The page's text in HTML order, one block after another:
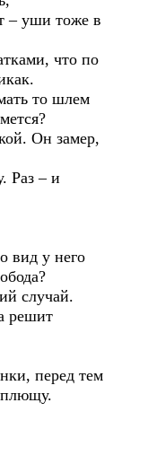
– уши тоже в
что по
то шлем
Он замер,
Раз – и
вид у него
случай.
решит
перед тем
плющу.